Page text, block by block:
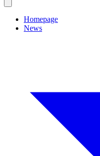
Homepage
News